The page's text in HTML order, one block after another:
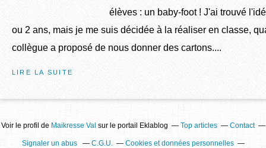
élèves : un baby-foot ! J'ai trouvé
ou 2 ans, mais je me suis décidée à la réaliser en classe,
collègue a proposé de nous donner des cartons....
LIRE LA SUITE
Voir le profil de Maikresse Val sur le portail Eklablog Top articles Contact
Signaler un abus C.G.U. Cookies et données personnelles